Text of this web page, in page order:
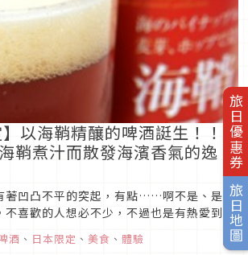
旅日優惠券
旅日地圖
】以海鞘精釀的啤酒誔生！！
鞘煮汁而散發海濱香氣的逸
著凹凸不平的突起，有點……啊不是、是非
不喜歡的人想必不少，不過也是有熱愛到不
分明的食物。這次新發售的是由岩手藏啤酒
町的山內鮮魚店合作開發的「三陸海鞘愛爾
酒 、 日本限定 、 美食 、 體驗